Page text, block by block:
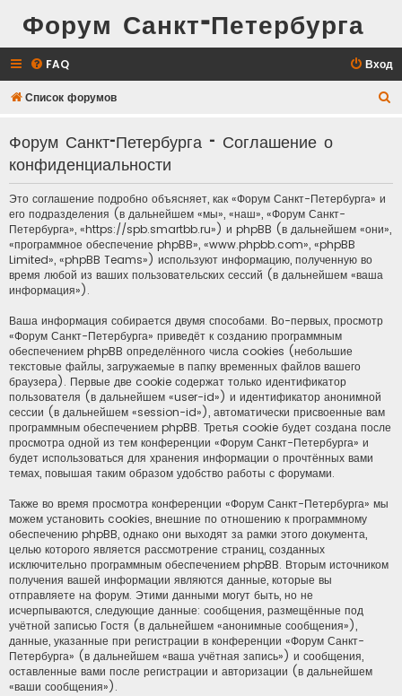
Форум Санкт-Петербурга
FAQ Вход
Список форумов
Форум Санкт-Петербурга - Соглашение о
конфиденциальности
Это соглашение подробно объясняет, как «Форум Санкт-Петербурга» и
его подразделения (в дальнейшем «мы», «наш», «Форум Санкт-
Петербурга», «https://spb.smartbb.ru») и phpBB (в дальнейшем «они»,
«программное обеспечение phpBB», «www.phpbb.com», «phpBB
Limited», «phpBB Teams») используют информацию, полученную во
время любой из ваших пользовательских сессий (в дальнейшем «ваша
информация»).
Ваша информация собирается двумя способами. Во-первых, просмотр
«Форум Санкт-Петербурга» приведёт к созданию программным
обеспечением phpBB определённого числа cookies (небольшие
текстовые файлы, загружаемые в папку временных файлов вашего
браузера). Первые две cookie содержат только идентификатор
пользователя (в дальнейшем «user-id») и идентификатор анонимной
сессии (в дальнейшем «session-id»), автоматически присвоенные вам
программным обеспечением phpBB. Третья cookie будет создана после
просмотра одной из тем конференции «Форум Санкт-Петербурга» и
будет использоваться для хранения информации о прочтённых вами
темах, повышая таким образом удобство работы с форумами.
Также во время просмотра конференции «Форум Санкт-Петербурга» мы
можем установить cookies, внешние по отношению к программному
обеспечению phpBB, однако они выходят за рамки этого документа,
целью которого является рассмотрение страниц, созданных
исключительно программным обеспечением phpBB. Вторым источником
получения вашей информации являются данные, которые вы
отправляете на форум. Этими данными могут быть, но не
исчерпываются, следующие данные: сообщения, размещённые под
учётной записью Гостя (в дальнейшем «анонимные сообщения»),
данные, указанные при регистрации в конференции «Форум Санкт-
Петербурга» (в дальнейшем «ваша учётная запись») и сообщения,
оставленные вами после регистрации и авторизации (в дальнейшем
«ваши сообщения»).